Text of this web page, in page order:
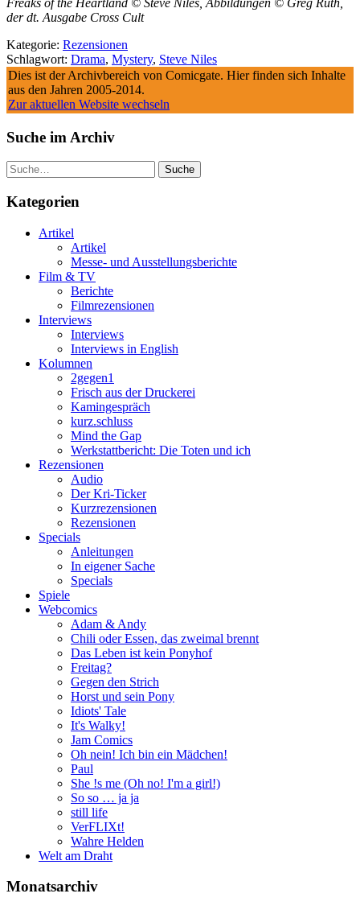
der dt. Ausgabe Cross Cult
Kategorie: Rezensionen
Schlagwort: Drama, Mystery, Steve Niles
Dies ist der Archivbereich von Comicgate. Hier finden sich Inhalte
aus den Jahren 2005-2014.
Zur aktuellen Website wechseln
Suche im Archiv
Suche
Kategorien
Artikel
Artikel
Messe- und Ausstellungsberichte
Film & TV
Berichte
Filmrezensionen
Interviews
Interviews
Interviews in English
Kolumnen
2gegen1
Frisch aus der Druckerei
Kamingespräch
kurz.schluss
Mind the Gap
Werkstattbericht: Die Toten und ich
Rezensionen
Audio
Der Kri-Ticker
Kurzrezensionen
Rezensionen
Specials
Anleitungen
In eigener Sache
Specials
Spiele
Webcomics
Adam & Andy
Chili oder Essen, das zweimal brennt
Das Leben ist kein Ponyhof
Freitag?
Gegen den Strich
Horst und sein Pony
Idiots' Tale
It's Walky!
Jam Comics
Oh nein! Ich bin ein Mädchen!
Paul
She !s me (Oh no! I'm a girl!)
So so … ja ja
still life
VerFLIXt!
Wahre Helden
Welt am Draht
Monatsarchiv